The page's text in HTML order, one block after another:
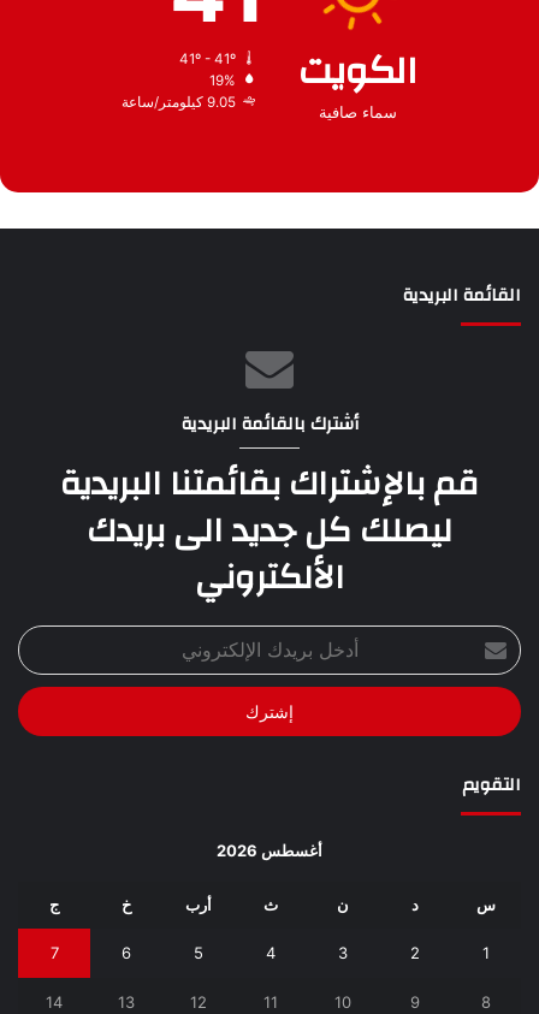
الكويت
سماء صافية
19%
9.05 كيلومتر/ساعة
القائمة البريدية
أشترك بالقائمة البريدية
قم بالإشتراك بقائمتنا البريدية
ليصلك كل جديد الى بريدك
الألكتروني
أدخل
بريدك
الإلكتروني
التقويم
أغسطس 2026
س د ن ث أرب خ ج
1
2
3
4
5
6
7
8
9
10
11
12
13
14